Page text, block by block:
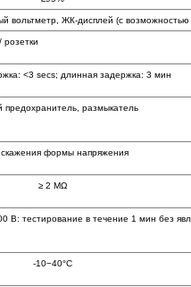
вольтметр, ЖК-дисплей (с
розетки
<3 secs; длинная задержка: 3 мин
предохранитель, размыкатель
формы напряжения
≥ 2 MΩ
В: тестирование в течение 1 мин без
-10−40°С